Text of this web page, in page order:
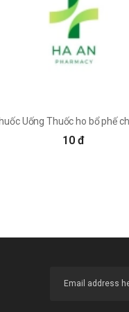
sống mũi chảy thịt,
hộ.
10 đ